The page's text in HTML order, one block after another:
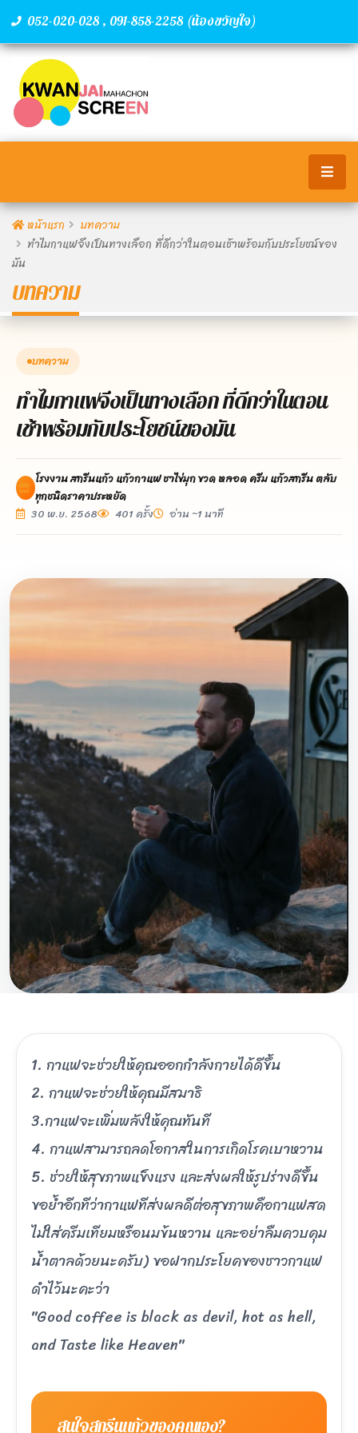
052-020-028 , 091-858-2258 (น้องขวัญใจ)
หน้าแรก
บทความ
ทำไมกาแฟจึงเป็นทางเลือก ที่ดีกว่าในตอนเช้าพร้อมกับประโยชน์ของ
มัน
บทความ
บทความ
ทำไมกาแฟจึงเป็นทางเลือก ที่ดีกว่าในตอน
เช้าพร้อมกับประโยชน์ของมัน
โรงงาน สกรีนแก้ว แก้วกาแฟ ชาไข่มุก ขวด หลอด ครีม แก้วสกรีน ตลับ
ทุกชนิดราคาประหยัด
30 พ.ย. 2568
401 ครั้ง อ่าน ~1 นาที
1. กาแฟจะช่วยให้คุณออกกำลังกายได้ดีขึ้น
2. กาแฟจะช่วยให้คุณมีสมาธิ
3.กาแฟจะเพิ่มพลังให้คุณทันที
4. กาแฟสามารถลดโอกาสในการเกิดโรคเบาหวาน
5. ช่วยให้สุขภาพแข็งแรง และส่งผลให้รูปร่างดีขึ้น
ขอย้ำอีกทีว่ากาแฟทีส่งผลดีต่อสุขภาพคือกาแฟสด
ไม่ใส่ครีมเทียมหรือนมข้นหวาน และอย่าลืมควบคุม
น้ำตาลด้วยนะครับ) ขอฝากประโยคของชาวกาแฟ
ดำไว้นะคะว่า
"Good coffee is black as devil, hot as hell,
and Taste like Heaven"
สนใจสกรีนแก้วของคุณเอง?